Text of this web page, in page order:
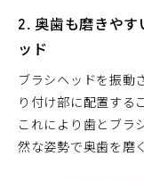
2. 奥歯も磨きや
ッド
ブラシヘッドを振動
り付け部に配置する
これにより歯とブラ
然な姿勢で奥歯を磨